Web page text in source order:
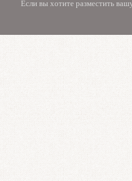
Если вы хотите разместить